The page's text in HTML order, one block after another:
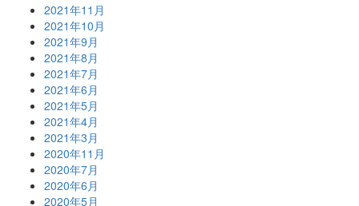
2021年11月
2021年10月
2021年9月
2021年8月
2021年7月
2021年6月
2021年5月
2021年4月
2021年3月
2020年11月
2020年7月
2020年6月
2020年5月